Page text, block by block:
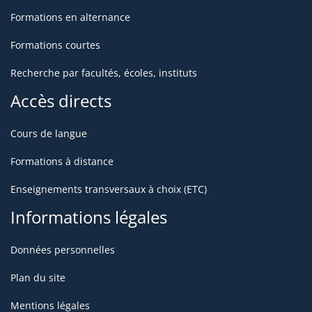
Formations en alternance
Formations courtes
Recherche par facultés, écoles, instituts
Accès directs
Cours de langue
Formations à distance
Enseignements transversaux à choix (ETC)
Informations légales
Données personnelles
Plan du site
Mentions légales